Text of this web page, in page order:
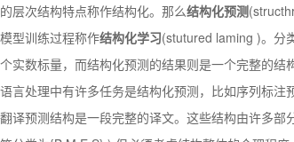
层次结构特点称作结构化。那么结构化预测
型训练过程称作结构化学习(stutured laming )。分
实数标量，而结构化预测的结果则是一个完整的结构
言处理中有许多任务是结构化预测，比如序列标注
译预测结构是一段完整的译文。这些结构由许多